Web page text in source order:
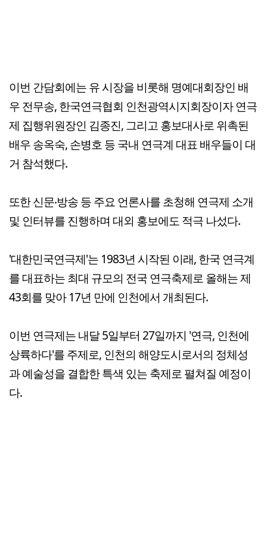
이번 간담회에는 유 시장을 비롯해 명예대회장인 배
우 전무송, 한국연극협회 인천광역시지회장이자 연극
제 집행위원장인 김종진, 그리고 홍보대사로 위촉된
배우 송옥숙, 손병호 등 국내 연극계 대표 배우들이 대
거 참석했다.
또한 신문‧방송 등 주요 언론사를 초청해 연극제 소개
및 인터뷰를 진행하며 대외 홍보에도 적극 나섰다.
'대한민국연극제'는 1983년 시작된 이래, 한국 연극계
를 대표하는 최대 규모의 전국 연극축제로 올해는 제
43회를 맞아 17년 만에 인천에서 개최된다.
이번 연극제는 내달 5일부터 27일까지 '연극, 인천에
상륙하다'를 주제로, 인천의 해양도시로서의 정체성
과 예술성을 결합한 특색 있는 축제로 펼쳐질 예정이
다.